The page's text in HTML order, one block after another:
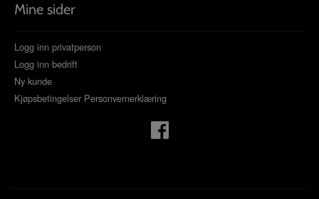
Mine sider
Logg inn privatperson
Logg inn bedrift
Ny kunde
Kjøpsbetingelser Personvernerklæring